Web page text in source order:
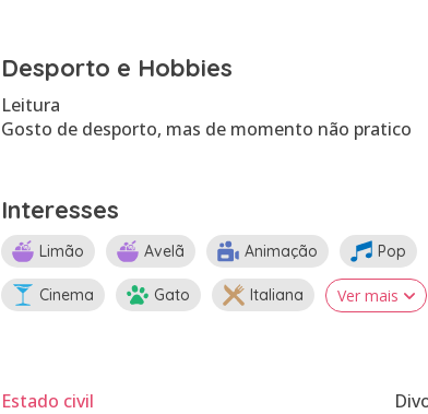
Desporto e Hobbies
Leitura
Gosto de desporto, mas de momento não pratico
Interesses
Limão Avelã Animação Pop
Cinema Gato Italiana Ver mais
Estado civil